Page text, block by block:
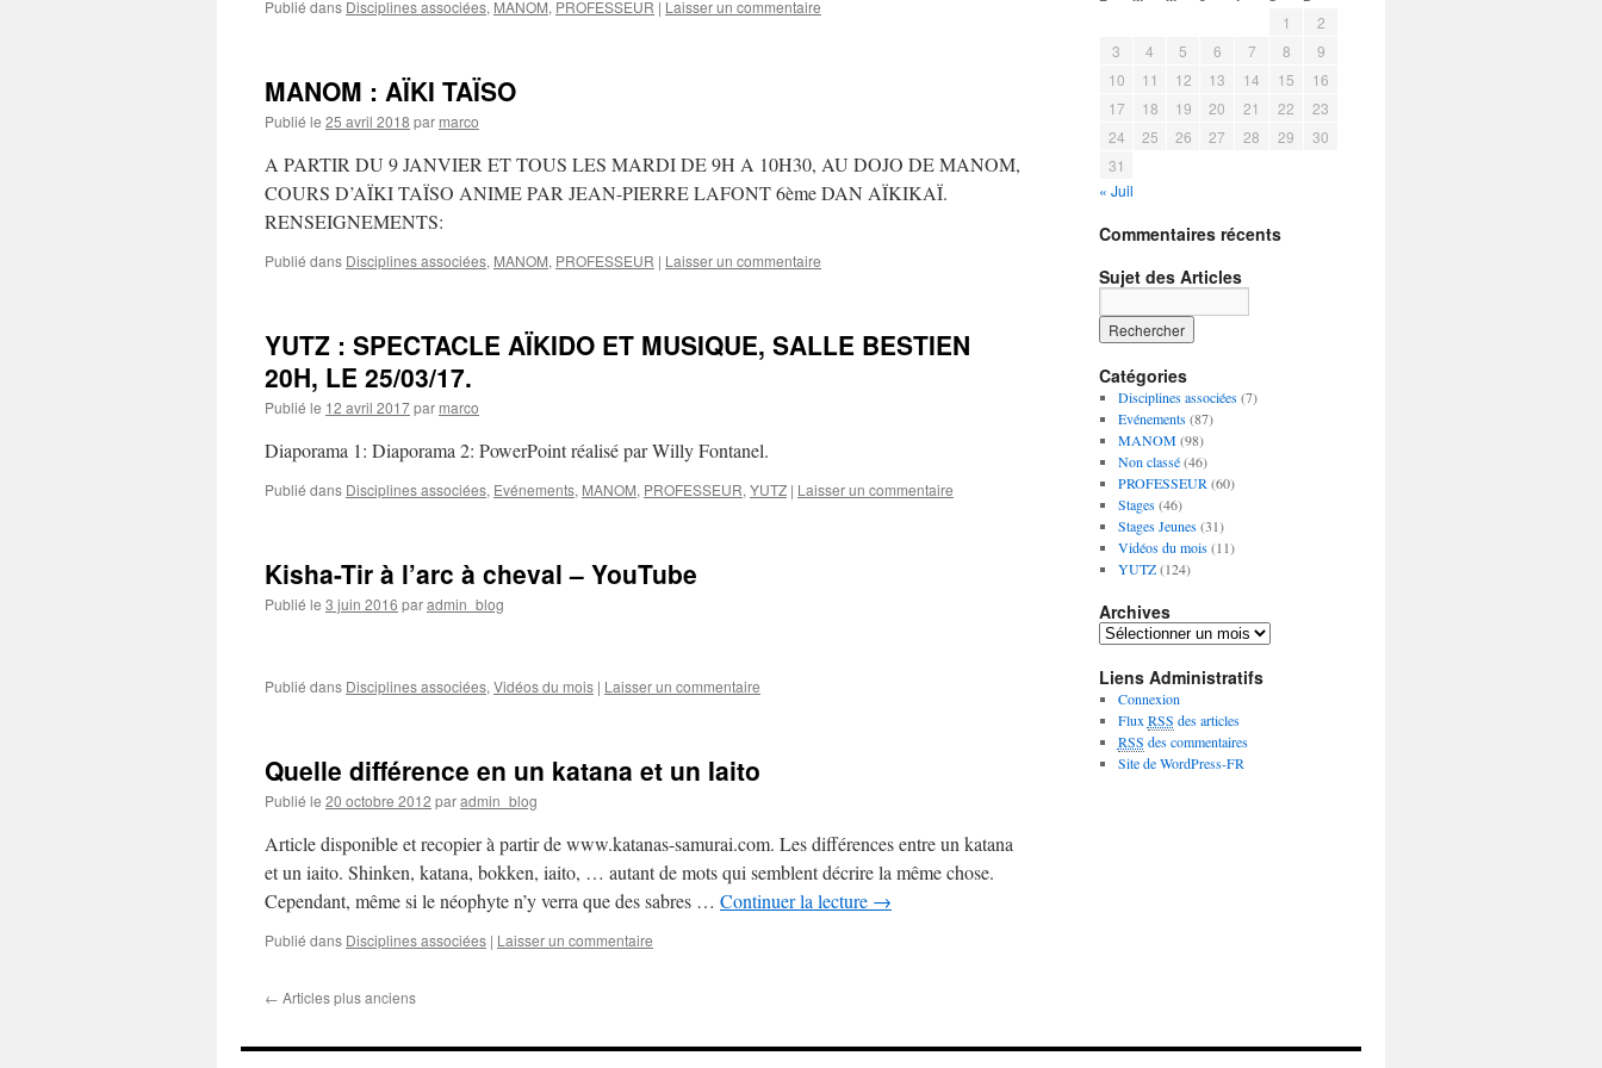
Publié dans Disciplines associées, MANOM, PROFESSEUR | Laisser un commentaire
MANOM : AÏKI TAÏSO
Publié le 25 avril 2018 par marco
A PARTIR DU 9 JANVIER ET TOUS LES MARDI DE 9H A 10H30, AU DOJO DE MANOM,
COURS D’AÏKI TAÏSO ANIME PAR JEAN-PIERRE LAFONT 6ème DAN AÏKIKAÏ.
RENSEIGNEMENTS:
Publié dans Disciplines associées, MANOM, PROFESSEUR | Laisser un commentaire
YUTZ : SPECTACLE AÏKIDO ET MUSIQUE, SALLE BESTIEN
20H, LE 25/03/17.
Publié le 12 avril 2017par marco
Diaporama 1: Diaporama 2: PowerPoint réalisé par Willy Fontanel.
Publié dans Disciplines associées, Evénements, MANOM, PROFESSEUR, YUTZ | Laisser un commentaire
Kisha-Tir à l’arc à cheval – YouTube
Publié le 3 juin 2016 paradmin_blog
Publié dans Disciplines associées, Vidéos du mois | Laisser un commentaire
Quelle différence en un katana et un Iaito
Publié le 20 octobre 2012 paradmin_blog
Article disponible et recopier à partir de www.katanas-samurai.com. Les différences entre un katana
et un iaito. Shinken, katana, bokken, iaito, … autant de mots qui semblent décrire la même chose.
Cependant, même si le néophyte n’y verra que des sabres … Continuer la lecture →
Publié dans Disciplines associées | Laisser un commentaire
← Articles plus anciens
« Juil
1
2
3
4 5 6 7 8
9
10
11 12 13 14 15
16
17
18 19 20 21 22
23
24
25 26 27 28 29
30
31
Commentaires récents
Sujet des Articles
Catégories
Disciplines associées(7)
Evénements(87)
MANOM(98)
Non classé(46)
PROFESSEUR(60)
Stages(46)
Stages Jeunes(31)
Vidéos du mois(11)
YUTZ(124)
Archives
A
c
h
i
v
e
Liens Administratifs
Connexion
FluxRSS des articles
RSS des commentaires
Site de WordPress-FR